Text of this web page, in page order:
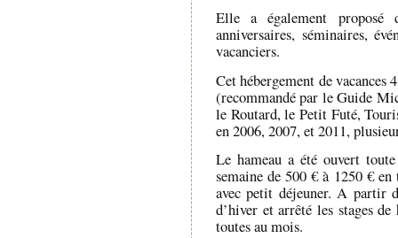
Elle a également proposé
anniversaires, séminaires,
vacanciers.
Cet hébergement de vacances
(recommandé par le Guide
le Routard, le Petit Futé,
en 2006, 2007, et 2011,
Le hameau a été ouvert
semaine de 500 € à 1250 €
avec petit déjeuner. A partir
d’hiver et arrêté les stages
toutes au mois.